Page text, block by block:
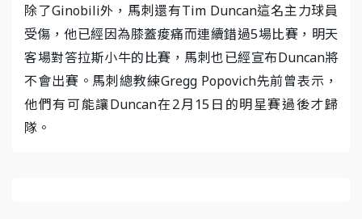
除了Ginobili外，馬刺還有Tim Duncan這名主力球員
受傷，他已經因為膝蓋痠痛而連續錯過5場比賽，明天
客場對答拉斯小牛的比賽，馬刺也已經宣布Duncan將
不會出賽。馬刺總教練Gregg Popovich先前曾表示，
他們有可能讓Duncan在2月15日的明星賽過後才歸
隊。